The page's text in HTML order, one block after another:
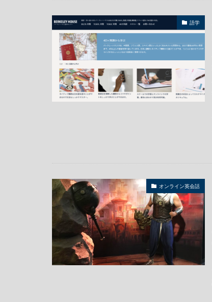
語学
オンライン英会話